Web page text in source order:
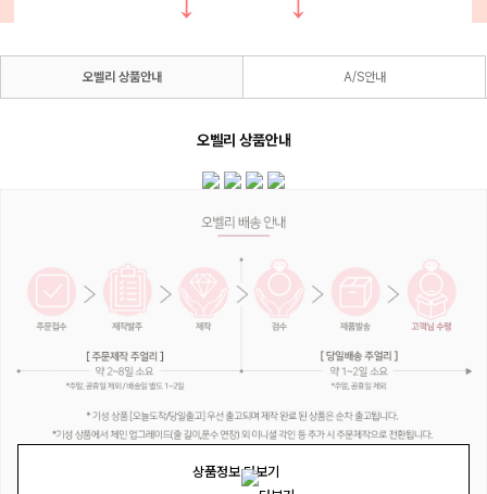
상품정보 더보기
오벨리 상품안내 A/S안내
오벨리 상품안내